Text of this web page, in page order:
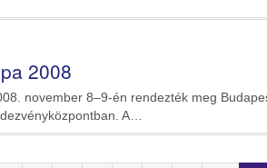
2008
november 8–9-én rendezték meg
A…